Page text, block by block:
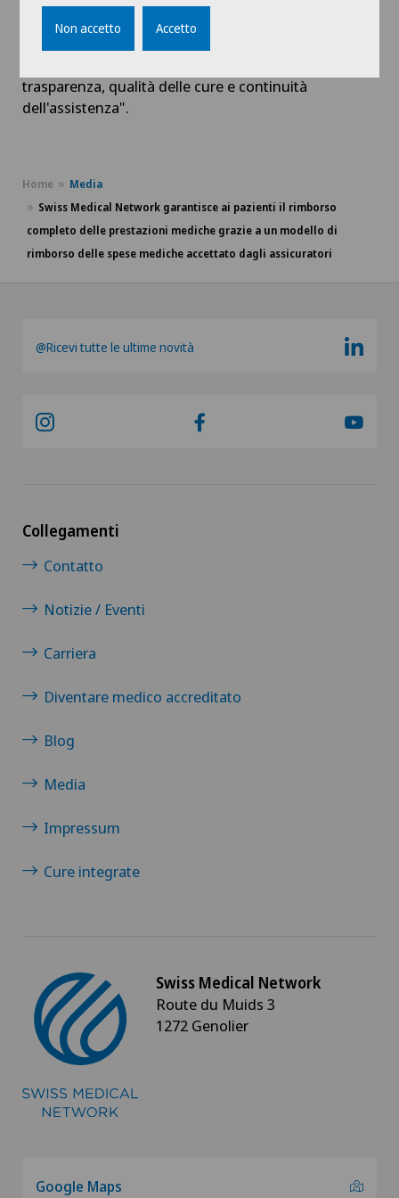
Questo accordo segna un importante sviluppo nel
trasparenza, qualità delle cure e continuità
dell'assistenza".
Home
Media
Swiss Medical Network garantisce ai pazienti il rimborso
completo delle prestazioni mediche grazie a un modello di
rimborso delle spese mediche accettato dagli assicuratori
@Ricevi tutte le ultime novità
Collegamenti
Contatto
Notizie / Eventi
Carriera
Diventare medico accreditato
Blog
Media
Impressum
Cure integrate
Swiss Medical Network
Route du Muids 3
1272 Genolier
Google Maps
Non accetto Accetto